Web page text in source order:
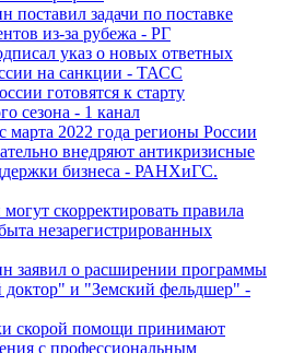
поставил задачи по поставке
из-за рубежа - РГ
указ о новых ответных
на санкции - ТАСС
готовятся к старту
сезона - 1 канал
марта 2022 года регионы России
внедряют антикризисные
бизнеса - РАНХиГС.
скорректировать правила
незарегистрированных
заявил о расширении программы
доктор" и "Земский фельдшер" -
скорой помощи принимают
с профессиональным